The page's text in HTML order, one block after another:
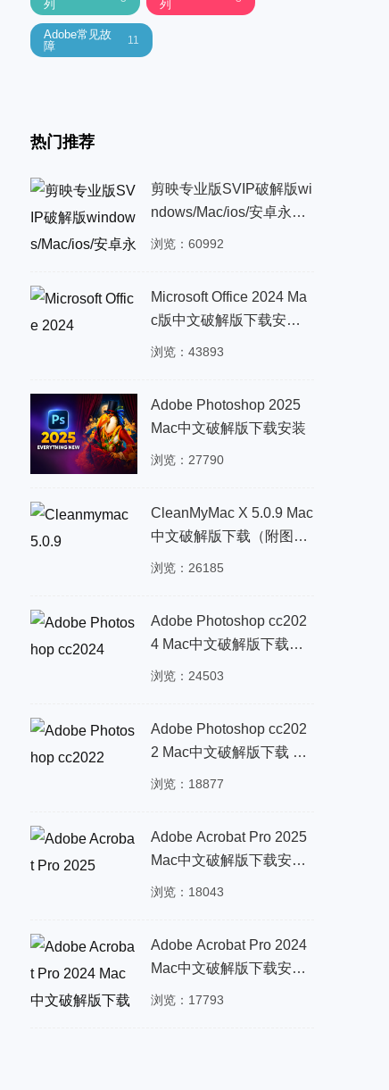
列
列
Adobe常见故
障
11
热门推荐
剪映专业版SVIP破解版wi
ndows/Mac/ios/安卓永久
版2021全平台下载安装教
浏览：60992
Microsoft Office 2024 Ma
c版中文破解版下载安装
专业办公软件2021
浏览：43893
Adobe Photoshop 2025
Mac中文破解版下载安装
浏览：27790
CleanMyMac X 5.0.9 Mac
中文破解版下载（附图文
安装教程 | 最新2025）
浏览：26185
Adobe Photoshop cc202
4 Mac中文破解版下载安
装
浏览：24503
Adobe Photoshop cc202
2 Mac中文破解版下载 支
持intel/M1/M2/M3_PS202
浏览：18877
Adobe Acrobat Pro 2025
Mac中文破解版下载安装
PDF工具
浏览：18043
Adobe Acrobat Pro 2024
Mac中文破解版下载安装
PDF工具
浏览：17793